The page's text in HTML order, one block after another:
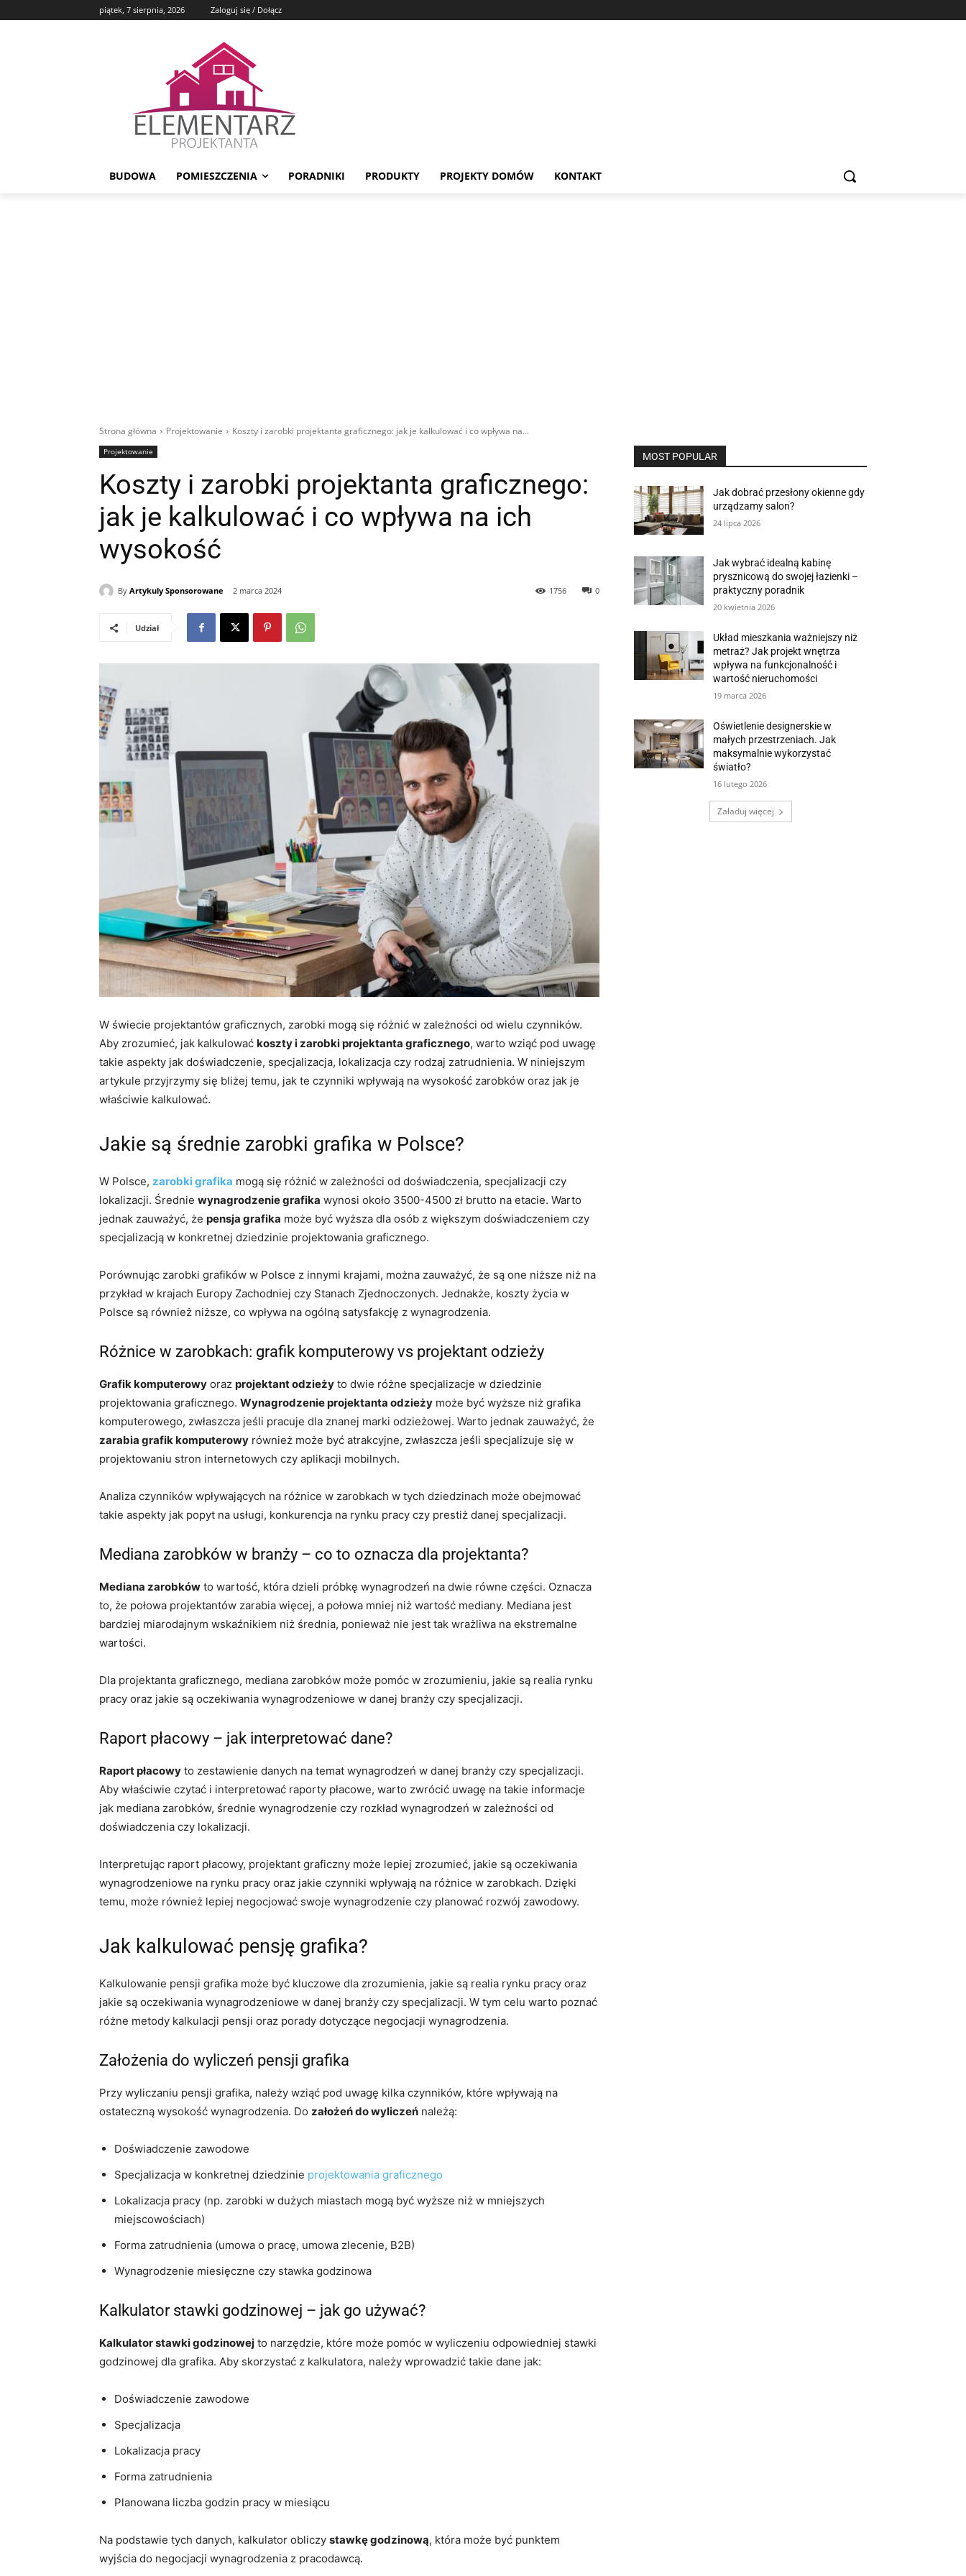
piątek, 7 sierpnia, 2026 Zaloguj się / Dołącz
BUDOWA POMIESZCZENIA PORADNIKI PRODUKTY PROJEKTY DOMÓW KONTAKT
Strona główna Projektowanie Koszty i zarobki projektanta graficznego: jak je kalkulować i co wpływa na...
Projektowanie
Koszty i zarobki projektanta graficznego:
jak je kalkulować i co wpływa na ich
wysokość
By Artykuly Sponsorowane 2 marca 2024 0
1756
Udział
W świecie projektantów graficznych, zarobki mogą się różnić w zależności od wielu czynników.
Aby zrozumieć, jak kalkulować koszty i zarobki projektanta graficznego, warto wziąć pod uwagę
takie aspekty jak doświadczenie, specjalizacja, lokalizacja czy rodzaj zatrudnienia. W niniejszym
artykule przyjrzymy się bliżej temu, jak te czynniki wpływają na wysokość zarobków oraz jak je
właściwie kalkulować.
Jakie są średnie zarobki grafika w Polsce?
W Polsce, zarobki grafika mogą się różnić w zależności od doświadczenia, specjalizacji czy
lokalizacji. Średnie wynagrodzenie grafika wynosi około 3500-4500 zł brutto na etacie. Warto
jednak zauważyć, że pensja grafika może być wyższa dla osób z większym doświadczeniem czy
specjalizacją w konkretnej dziedzinie projektowania graficznego.
Porównując zarobki grafików w Polsce z innymi krajami, można zauważyć, że są one niższe niż na
przykład w krajach Europy Zachodniej czy Stanach Zjednoczonych. Jednakże, koszty życia w
Polsce są również niższe, co wpływa na ogólną satysfakcję z wynagrodzenia.
Różnice w zarobkach: grafik komputerowy vs projektant odzieży
Grafik komputerowy oraz projektant odzieży to dwie różne specjalizacje w dziedzinie
projektowania graficznego. Wynagrodzenie projektanta odzieży może być wyższe niż grafika
komputerowego, zwłaszcza jeśli pracuje dla znanej marki odzieżowej. Warto jednak zauważyć, że
zarabia grafik komputerowy również może być atrakcyjne, zwłaszcza jeśli specjalizuje się w
projektowaniu stron internetowych czy aplikacji mobilnych.
Analiza czynników wpływających na różnice w zarobkach w tych dziedzinach może obejmować
takie aspekty jak popyt na usługi, konkurencja na rynku pracy czy prestiż danej specjalizacji.
Mediana zarobków w branży – co to oznacza dla projektanta?
Mediana zarobków to wartość, która dzieli próbkę wynagrodzeń na dwie równe części. Oznacza
to, że połowa projektantów zarabia więcej, a połowa mniej niż wartość mediany. Mediana jest
bardziej miarodajnym wskaźnikiem niż średnia, ponieważ nie jest tak wrażliwa na ekstremalne
wartości.
Dla projektanta graficznego, mediana zarobków może pomóc w zrozumieniu, jakie są realia rynku
pracy oraz jakie są oczekiwania wynagrodzeniowe w danej branży czy specjalizacji.
Raport płacowy – jak interpretować dane?
Raport płacowy to zestawienie danych na temat wynagrodzeń w danej branży czy specjalizacji.
Aby właściwie czytać i interpretować raporty płacowe, warto zwrócić uwagę na takie informacje
jak mediana zarobków, średnie wynagrodzenie czy rozkład wynagrodzeń w zależności od
doświadczenia czy lokalizacji.
Interpretując raport płacowy, projektant graficzny może lepiej zrozumieć, jakie są oczekiwania
wynagrodzeniowe na rynku pracy oraz jakie czynniki wpływają na różnice w zarobkach. Dzięki
temu, może również lepiej negocjować swoje wynagrodzenie czy planować rozwój zawodowy.
Jak kalkulować pensję grafika?
Kalkulowanie pensji grafika może być kluczowe dla zrozumienia, jakie są realia rynku pracy oraz
jakie są oczekiwania wynagrodzeniowe w danej branży czy specjalizacji. W tym celu warto poznać
różne metody kalkulacji pensji oraz porady dotyczące negocjacji wynagrodzenia.
Założenia do wyliczeń pensji grafika
Przy wyliczaniu pensji grafika, należy wziąć pod uwagę kilka czynników, które wpływają na
ostateczną wysokość wynagrodzenia. Do założeń do wyliczeń należą:
Doświadczenie zawodowe
Specjalizacja w konkretnej dziedzinie projektowania graficznego
Lokalizacja pracy (np. zarobki w dużych miastach mogą być wyższe niż w mniejszych
miejscowościach)
Forma zatrudnienia (umowa o pracę, umowa zlecenie, B2B)
Wynagrodzenie miesięczne czy stawka godzinowa
Kalkulator stawki godzinowej – jak go używać?
Kalkulator stawki godzinowej to narzędzie, które może pomóc w wyliczeniu odpowiedniej stawki
godzinowej dla grafika. Aby skorzystać z kalkulatora, należy wprowadzić takie dane jak:
Doświadczenie zawodowe
Specjalizacja
Lokalizacja pracy
Forma zatrudnienia
Planowana liczba godzin pracy w miesiącu
Na podstawie tych danych, kalkulator obliczy stawkę godzinową, która może być punktem
wyjścia do negocjacji wynagrodzenia z pracodawcą.
MOST POPULAR
Jak dobrać przesłony okienne gdy
urządzamy salon?
24 lipca 2026
Jak wybrać idealną kabinę
prysznicową do swojej łazienki –
praktyczny poradnik
20 kwietnia 2026
Układ mieszkania ważniejszy niż
metraż? Jak projekt wnętrza
wpływa na funkcjonalność i
wartość nieruchomości
19 marca 2026
Oświetlenie designerskie w
małych przestrzeniach. Jak
maksymalnie wykorzystać
światło?
16 lutego 2026
Załaduj więcej